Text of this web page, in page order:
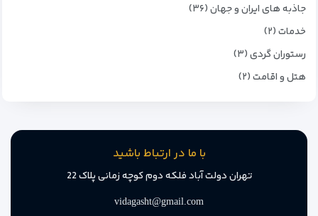
جاذبه های ایران و جهان (۳۶)
خدمات (۲)
رستوران گردی (۳)
هتل و اقامت (۲)
با ما در ارتباط باشید
تهران دولت آباد فلکه دوم کوچه زمانی پلاک 22
vidagasht@gmail.com